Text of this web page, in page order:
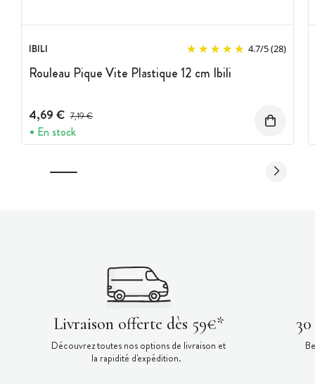
IBILI 4.7/5(28)
Rouleau Pique Vite Plastique 12 cm Ibili
4,69 € Prix avant réduction :
7,19 €
En stock
Livraison offerte dès 59€*
Découvrez toutes nos options de livraison et
la rapidité d'expédition.